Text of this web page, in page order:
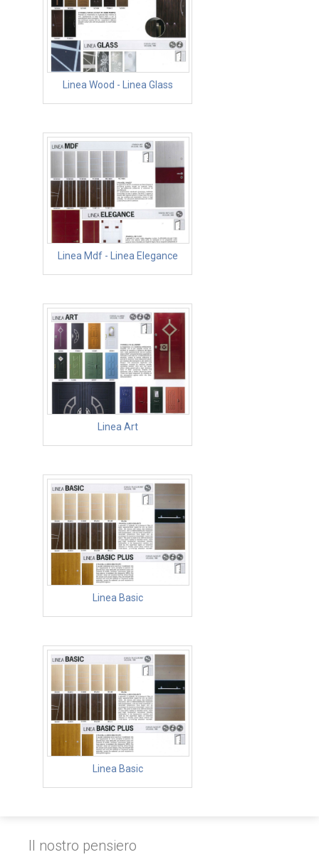
Linea Wood - Linea Glass
Linea Mdf - Linea Elegance
Linea Art
Linea Basic
Linea Basic
Il nostro pensiero